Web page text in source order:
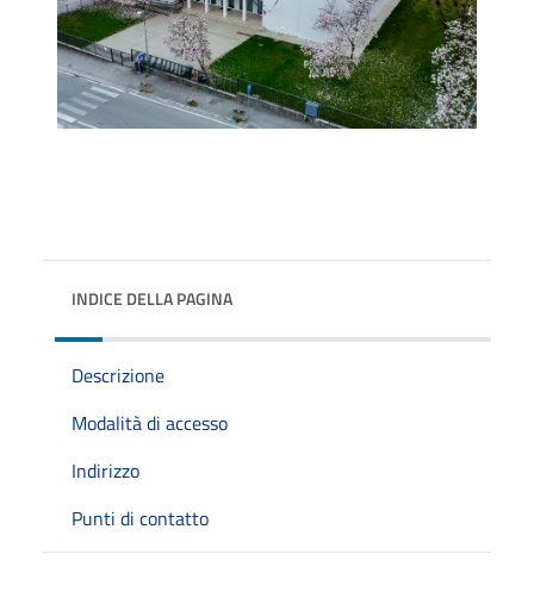
INDICE DELLA PAGINA
Descrizione
Modalità di accesso
Indirizzo
Punti di contatto